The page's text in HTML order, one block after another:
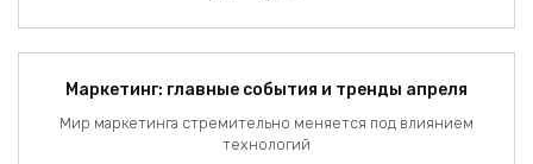
Маркетинг: главные события и тренды апреля
Мир маркетинга стремительно меняется под влиянием
технологий